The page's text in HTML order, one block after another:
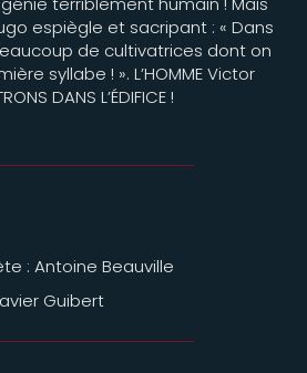
espiègle et sacripant : « Dans
de cultivatrices dont on
syllabe ! ». L’HOMME Victor
DANS L’ÉDIFICE !
: Antoine Beauville
Guibert